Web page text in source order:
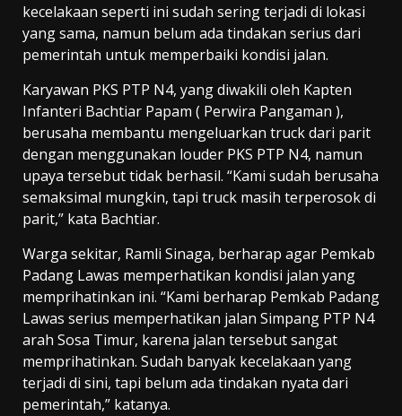
kecelakaan seperti ini sudah sering terjadi di lokasi
yang sama, namun belum ada tindakan serius dari
pemerintah untuk memperbaiki kondisi jalan.
Karyawan PKS PTP N4, yang diwakili oleh Kapten
Infanteri Bachtiar Papam ( Perwira Pangaman ),
berusaha membantu mengeluarkan truck dari parit
dengan menggunakan louder PKS PTP N4, namun
upaya tersebut tidak berhasil. “Kami sudah berusaha
semaksimal mungkin, tapi truck masih terperosok di
parit,” kata Bachtiar.
Warga sekitar, Ramli Sinaga, berharap agar Pemkab
Padang Lawas memperhatikan kondisi jalan yang
memprihatinkan ini. “Kami berharap Pemkab Padang
Lawas serius memperhatikan jalan Simpang PTP N4
arah Sosa Timur, karena jalan tersebut sangat
memprihatinkan. Sudah banyak kecelakaan yang
terjadi di sini, tapi belum ada tindakan nyata dari
pemerintah,” katanya.